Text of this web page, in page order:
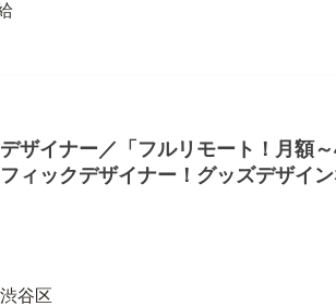
ザイナー／「フルリモート！月額
ィックデザイナー！グッズデザイ
谷区